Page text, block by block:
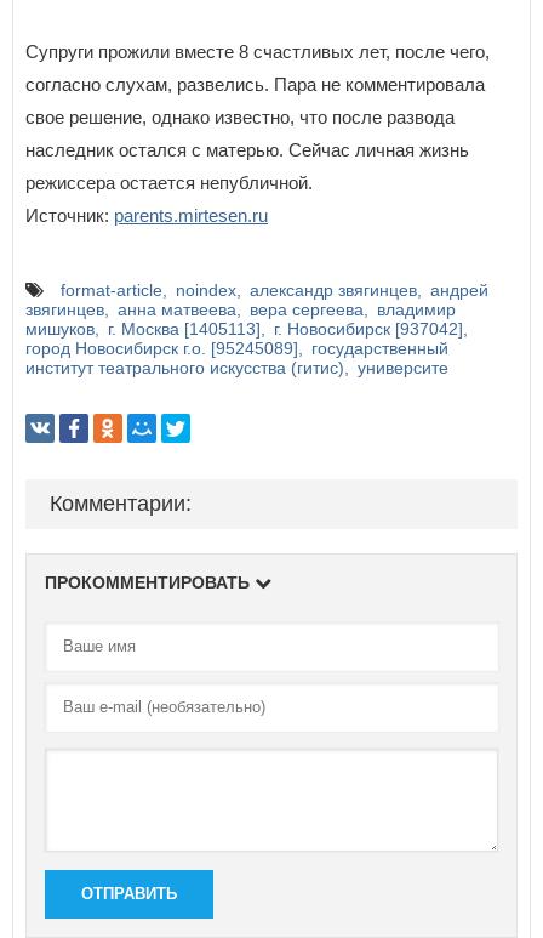
Супруги прожили вместе 8 счастливых лет, после чего,
согласно слухам, развелись. Пара не комментировала
свое решение, однако известно, что после развода
наследник остался с матерью. Сейчас личная жизнь
режиссера остается непубличной.
Источник: parents.mirtesen.ru
format-article noindex александр звягинцев
андрей
звягинцев
анна матвеева вера сергеева
владимир
мишуков
г. Москва [1405113]
г. Новосибирск [937042]
город Новосибирск г.о. [95245089]
государственный
институт театрального искусства (гитис)
университе
Комментарии:
ПРОКОММЕНТИРОВАТЬ
ОТПРАВИТЬ